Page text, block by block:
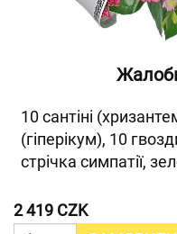
10 сантіні
(гіперікум), 10
стрічка симпатії,
2 419 CZK